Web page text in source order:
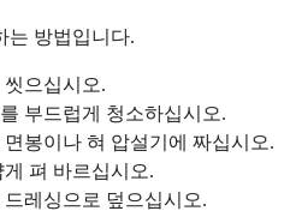
는 방법입니다.
으십시오.
부드럽게 청소하십시오.
봉이나 혀 압설기에 짜십시오.
펴 바르십시오.
레싱으로 덮으십시오.